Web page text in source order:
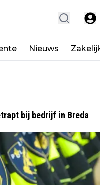
Nieuws
bij bedrijf in Breda